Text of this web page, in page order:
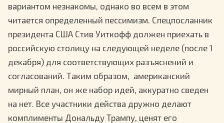
вариантом незнакомы, однако во всем в этом
читается определенный пессимизм. Спецпосланник
президента США Стив Уиткофф должен приехать в
российскую столицу на следующей неделе (после 1
декабря) для соответствующих разъяснений и
согласований. Таким образом, американский
мирный план, он же набор идей, аккуратно сведен
на нет. Все участники действа дружно делают
комплименты Дональду Трампу, ценят его